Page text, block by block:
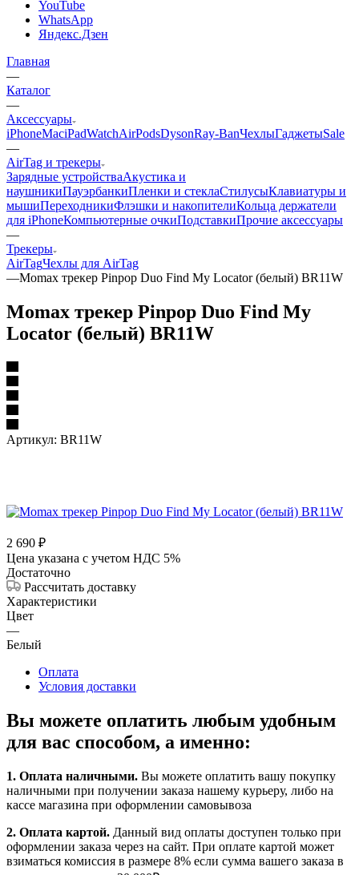
YouTube
WhatsApp
Яндекс.Дзен
Главная
—
Каталог
—
Аксессуары
iPhoneMaciPadWatchAirPodsDysonRay-BanЧехлыГаджетыSale
—
AirTag и трекеры
Зарядные устройстваАкустика и
наушникиПауэрбанкиПленки и стеклаСтилусыКлавиатуры и
мышиПереходникиФлэшки и накопителиКольца держатели
для iPhoneКомпьютерные очкиПодставкиПрочие аксессуары
—
Трекеры
AirTagЧехлы для AirTag
—Momax трекер Pinpop Duo Find My Locator (белый) BR11W
Momax трекер Pinpop Duo Find My
Locator (белый) BR11W
Артикул: BR11W
2 690 ₽
Цена указана с учетом НДС 5%
Достаточно
Рассчитать доставку
Характеристики
Цвет
—
Белый
Оплата
Условия доставки
Вы можете оплатить любым удобным
для вас способом, а именно:
1. Оплата наличными. Вы можете оплатить вашу покупку
наличными при получении заказа нашему курьеру, либо на
кассе магазина при оформлении самовывоза
2. Оплата картой. Данный вид оплаты доступен только при
оформлении заказа через на сайт. При оплате картой может
взиматься комиссия в размере 8% если сумма вашего заказа в